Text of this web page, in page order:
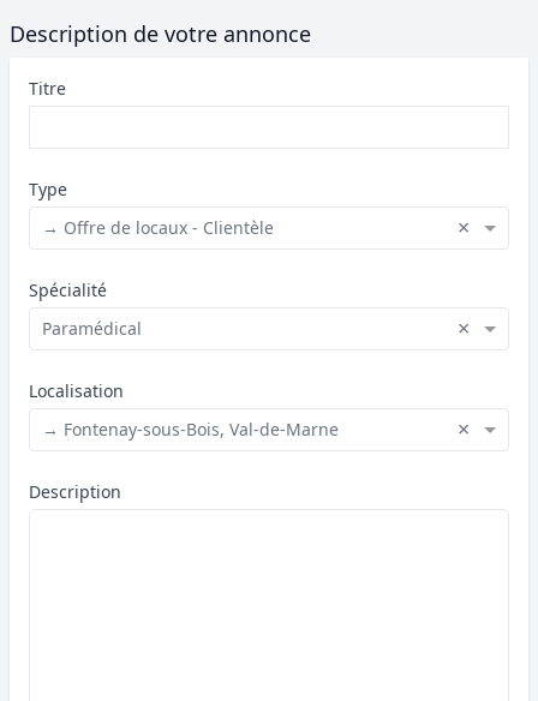
Description de votre annonce
Titre
Type
→ Offre de locaux - Clientèle
×
Spécialité
Paramédical
×
Localisation
→ Fontenay-sous-Bois, Val-de-Marne
×
Description